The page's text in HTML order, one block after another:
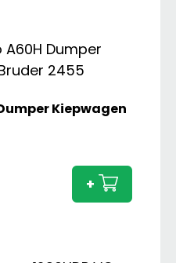
Kiepwagen
+